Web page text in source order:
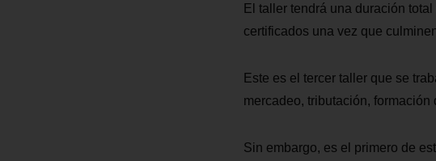
El taller tendrá una duración
certificados una vez que
Este es el tercer taller que se
mercadeo, tributación,
Sin embargo, es el primero de